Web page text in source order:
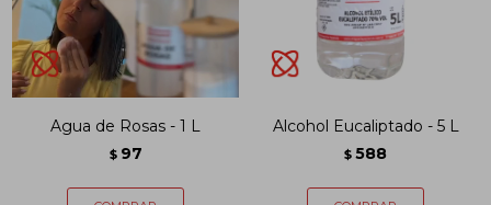
Agua de Rosas - 1 L
$ 97
Alcohol Eucaliptado - 5 L
$ 588